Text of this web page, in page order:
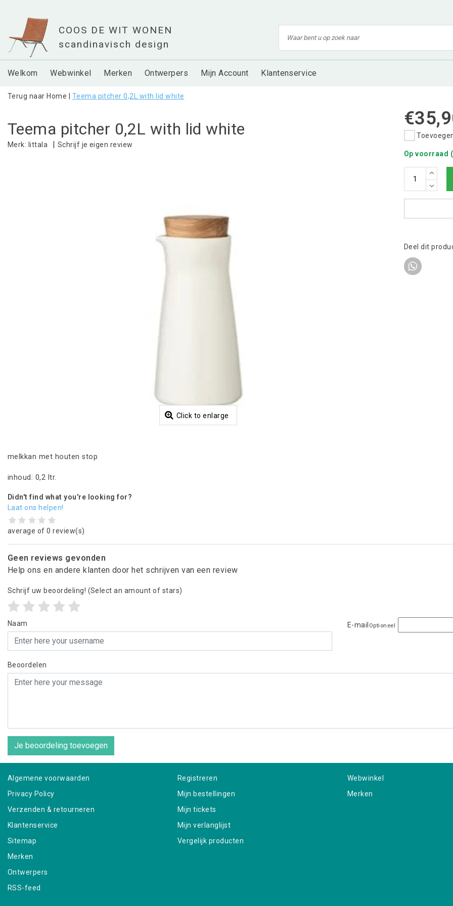
Welkom Webwinkel Merken Ontwerpers Mijn Account Klantenservice
Terug naar Home Teema pitcher 0,2L with lid white
Teema pitcher 0,2L with lid white
Merk: Iittala | Schrijf je eigen review
Click to enlarge
Op voorraad
Deel dit
melkkan met houten stop
inhoud: 0,2 ltr.
Didn't find what you're looking for?
Laat ons helpen!
average of 0 review(s)
Geen reviews gevonden
Help ons en andere klanten door het schrijven van een review
Schrijf uw beoordeling! (Select an amount of stars)
Naam E-mail Optioneel
Beoordelen
Je beoordeling toevoegen
Algemene voorwaarden
Privacy Policy
Verzenden & retourneren
Klantenservice
Sitemap
Merken
Ontwerpers
RSS-feed
Registreren
Mijn bestellingen
Mijn tickets
Mijn verlanglijst
Vergelijk producten
Webwinkel
Merken